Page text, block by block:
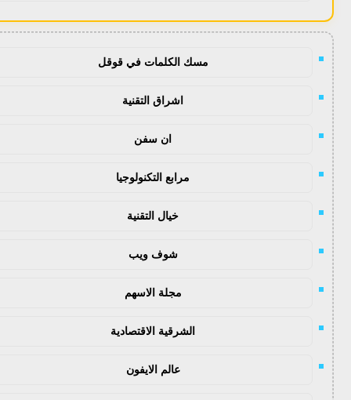
مسك الكلمات في قوقل
اشراق التقنية
ان سفن
مرابع التكنولوجيا
خيال التقنية
شوف ويب
مجلة الاسهم
الشرقية الاقتصادية
عالم الايفون